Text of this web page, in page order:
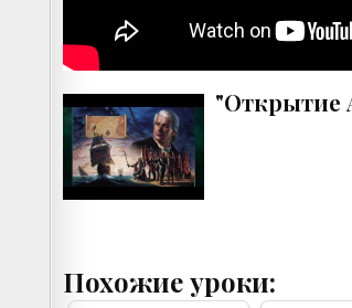
"Открытие
Похожие уроки: